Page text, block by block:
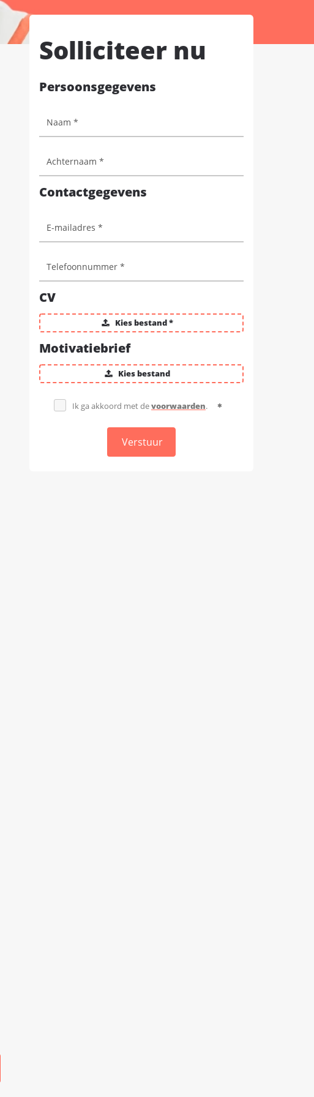
Solliciteer nu
Persoonsgegevens
Contactgegevens
CV
Kies bestand *
Motivatiebrief
Kies bestand
Ik ga akkoord met devoorwaarden.
Verstuur